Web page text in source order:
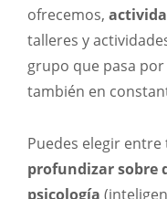
ofrecemos,
talleres y
grupo que pasa
también en
Puedes elegir
profundizar sobre
psicología